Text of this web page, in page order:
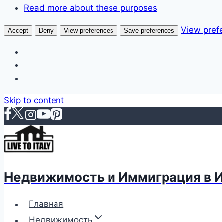
Read more about these purposes
Accept Deny View preferences Save preferences View
Skip to content
Недвижимость и Иммиграция в
Главная
Недвижимость